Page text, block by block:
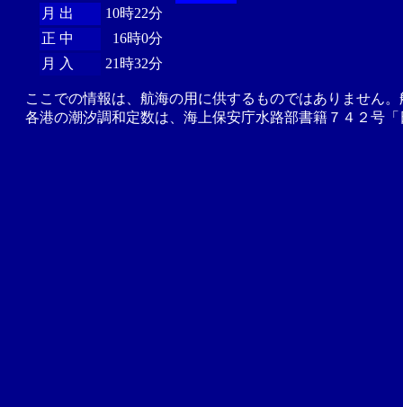
月 出
10時22分
正 中
16時0分
月 入
21時32分
ここでの情報は、航海の用に供するものではありません
各港の潮汐調和定数は、海上保安庁水路部書籍７４２号